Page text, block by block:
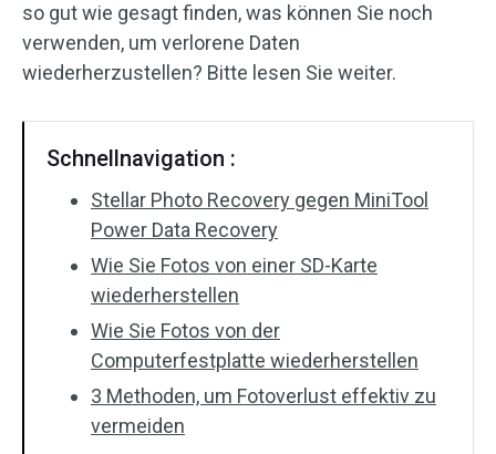
so gut wie gesagt finden, was können Sie noch
verwenden, um verlorene Daten
wiederherzustellen? Bitte lesen Sie weiter.
Schnellnavigation :
Stellar Photo Recovery gegen MiniTool
Power Data Recovery
Wie Sie Fotos von einer SD-Karte
wiederherstellen
Wie Sie Fotos von der
Computerfestplatte wiederherstellen
3 Methoden, um Fotoverlust effektiv zu
vermeiden